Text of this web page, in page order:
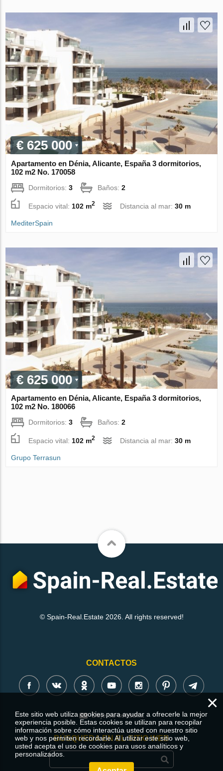
€ 625 000
Apartamento en Dénia, Alicante, España 3 dormitorios,
102 m2 No. 170058
Dormitorios:3 Baños:2
Espacio vital: 102 m2 Distancia al mar:30 m
MediterSpain
€ 625 000
Apartamento en Dénia, Alicante, España 3 dormitorios,
102 m2 No. 180066
Dormitorios:3 Baños:2
Espacio vital: 102 m2 Distancia al mar:30 m
Grupo Terrasun
© Spain-Real.Estate 2026. All rights reserved!
CONTACTOS
Deje su consulta
BÚSQUEDA EN EL SITIO WEB
×
Este sitio web utiliza cookies para ayudar a ofrecerle la mejor
experiencia posible. Estas cookies se utilizan para recopilar
información sobre cómo interactúa usted con nuestro sitio
web y nos permiten recordarle. Al utilizar este sitio web,
usted acepta el uso de cookies para usos analíticos y
personalizados.